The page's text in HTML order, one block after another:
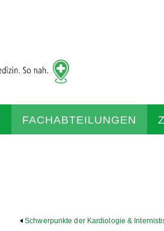
zur
Startseite
FACHABTEILUNGEN
Schwerpunkte der Kardiologie &